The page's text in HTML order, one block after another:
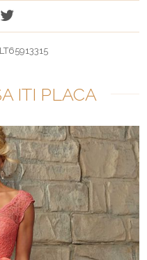
ITI PLACA